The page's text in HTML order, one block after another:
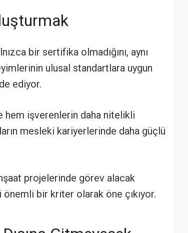
bir sertifika olmadığını, aynı
ulusal standartlara uygun
ediyor.
hem işverenlerin daha nitelikli
mesleki kariyerlerinde daha güçlü
projelerinde görev alacak
bir kriter olarak öne çıkıyor.